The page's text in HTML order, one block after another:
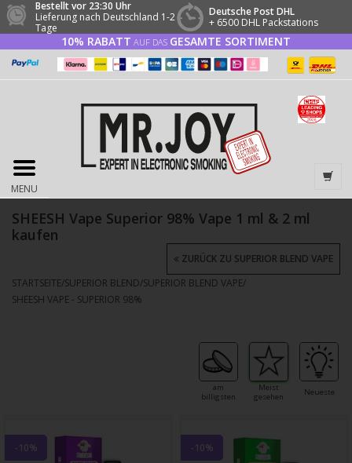
Bestellt vor 23:30 Uhr
Lieferung nach Deutschland 1-2
Tage
Deutsche Post DHL
+ 6500 DHL Packstations
10% RABATT AUF DAS GESAMTE SORTIMENT
MENU
SHEESH Vape Superior 98% Vape 1 ml & 2 ml
kaufen
STARTSEITE/SUPERIOR BLEND/SUPERIOR BLEND VAPE/
SHEESH VAPE - SUPERIOR 98%
ZURÜCK ZU SUPERIOR BLEND VAPE
am
billigsten
Meist
gesehen
Neueste
-10% -10%